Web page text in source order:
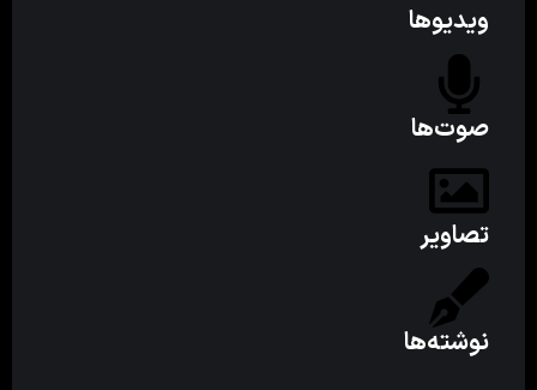
ویدیوها
صوت‌ها
تصاویر
نوشته‌ها